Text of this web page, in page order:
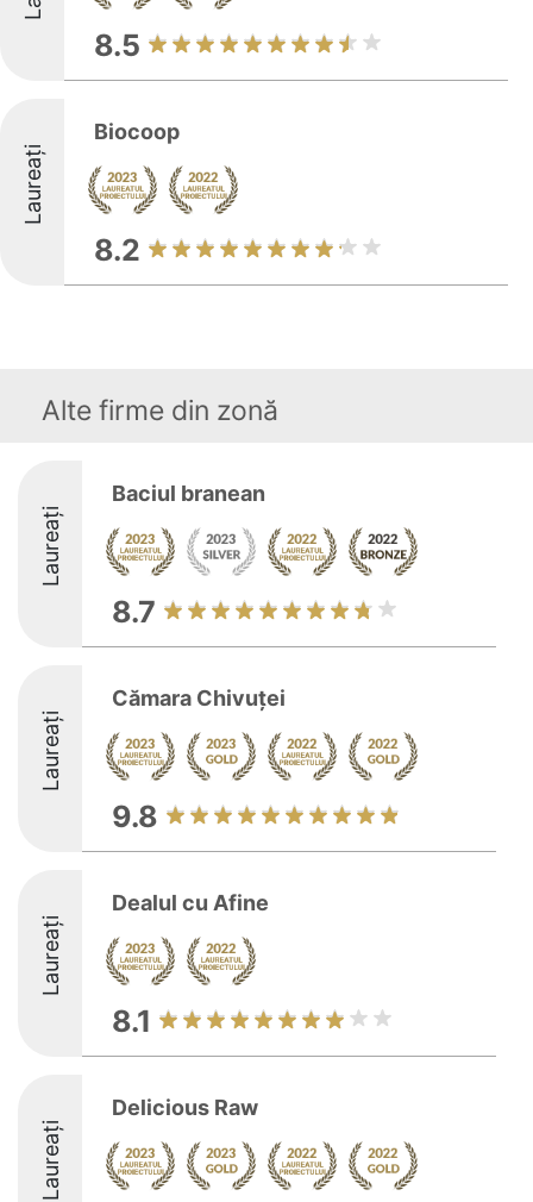
8.5
Laureați
Biocoop
8.2
Alte firme din zonă
Laureați
Baciul branean
8.7
Laureați
Cămara Chivuței
9.8
Laureați
Dealul cu Afine
8.1
Laureați
Delicious Raw